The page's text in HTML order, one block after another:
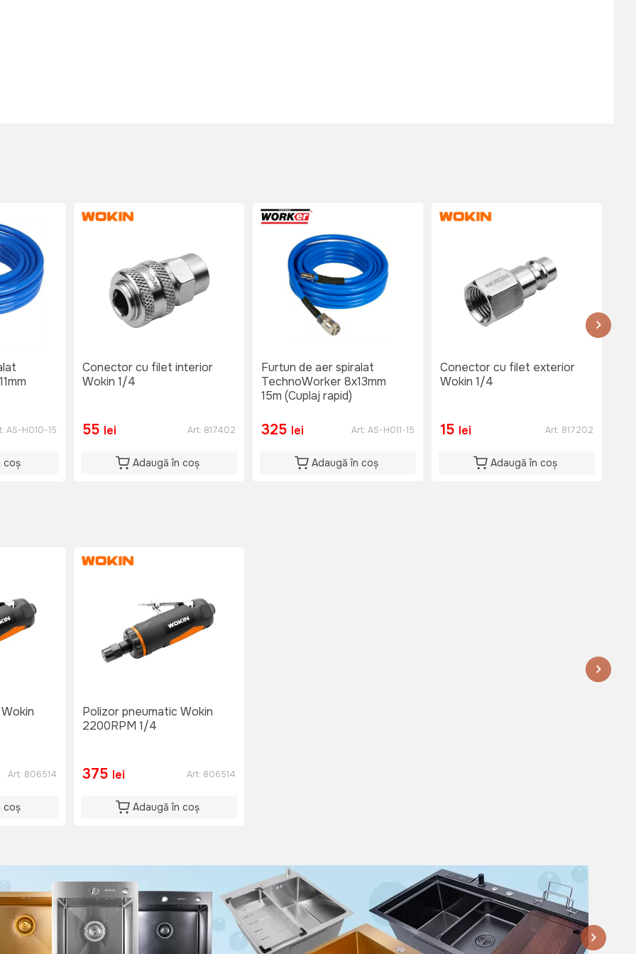
AS-H010-15
coș
Conector cu filet interior
Wokin 1/4
55 lei Art: 817402
Adaugă în coș
Furtun de aer spiralat
TechnoWorker 8x13mm
15m (Cuplaj rapid)
325 lei Art: AS-H011-15
Adaugă în coș
Conector cu filet exterior
Wokin 1/4
15 lei Art: 817202
Adaugă în coș
Art: 806514
coș
Polizor pneumatic Wokin
2200RPM 1/4
375 lei Art: 806514
Adaugă în coș